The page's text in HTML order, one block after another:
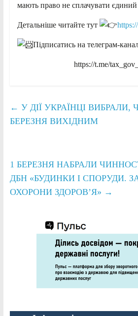
мають право не сплачувати єдиний
Детальніше читайте тут
Підписатись на телеграм-
https://t.me/
← У ДІЇ УКРАЇНЦІ
БЕРЕЗНЯ ВИХІДНИМ
1 БЕРЕЗНЯ НАБРАЛИ
ДБН «БУДИНКИ І СПОРУДИ.
ОХОРОНИ ЗДОРОВ’Я» →